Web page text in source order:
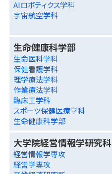
AIロボティクス学科
宇宙航空学科
生命健康科学部
生命医科学科
保健看護学科
理学療法学科
作業療法学科
臨床工学科
スポーツ保健医療学科
生命健康科学部
大学院経営情報学研究科
経営情報学専攻
経営学専攻